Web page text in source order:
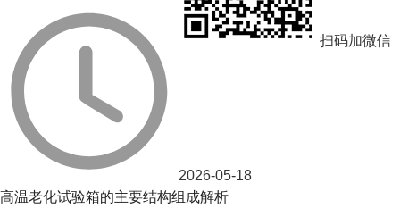
2026-05-18
高温老化试验箱的主要结构组成解析
扫码加微信